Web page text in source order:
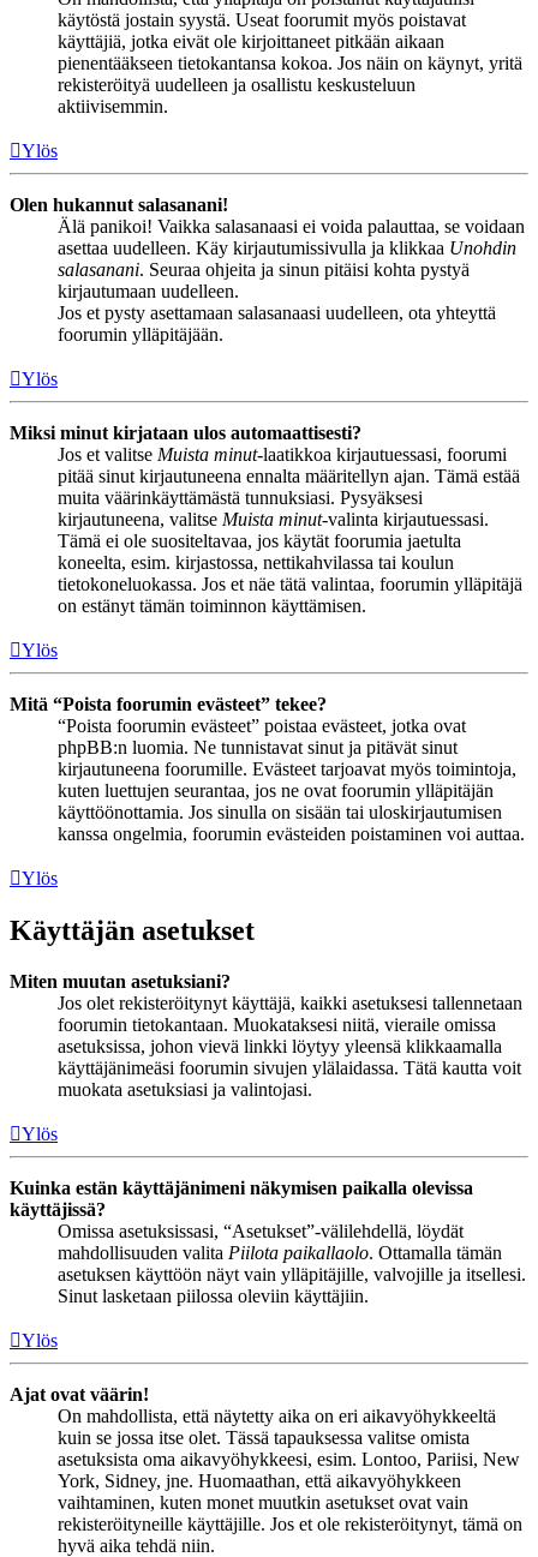
käytöstä jostain syystä. Useat foorumit myös poistavat
käyttäjiä, jotka eivät ole kirjoittaneet pitkään aikaan
pienentääkseen tietokantansa kokoa. Jos näin on käynyt, yritä
rekisteröityä uudelleen ja osallistu keskusteluun
aktiivisemmin.
Ylös
Olen hukannut salasanani!
Älä panikoi! Vaikka salasanaasi ei voida palauttaa, se voidaan
asettaa uudelleen. Käy kirjautumissivulla ja klikkaa Unohdin
salasanani. Seuraa ohjeita ja sinun pitäisi kohta pystyä
kirjautumaan uudelleen.
Jos et pysty asettamaan salasanaasi uudelleen, ota yhteyttä
foorumin ylläpitäjään.
Ylös
Miksi minut kirjataan ulos automaattisesti?
Jos et valitse Muista minut-laatikkoa kirjautuessasi, foorumi
pitää sinut kirjautuneena ennalta määritellyn ajan. Tämä estää
muita väärinkäyttämästä tunnuksiasi. Pysyäksesi
kirjautuneena, valitse Muista minut-valinta kirjautuessasi.
Tämä ei ole suositeltavaa, jos käytät foorumia jaetulta
koneelta, esim. kirjastossa, nettikahvilassa tai koulun
tietokoneluokassa. Jos et näe tätä valintaa, foorumin ylläpitäjä
on estänyt tämän toiminnon käyttämisen.
Ylös
Mitä “Poista foorumin evästeet” tekee?
“Poista foorumin evästeet” poistaa evästeet, jotka ovat
phpBB:n luomia. Ne tunnistavat sinut ja pitävät sinut
kirjautuneena foorumille. Evästeet tarjoavat myös toimintoja,
kuten luettujen seurantaa, jos ne ovat foorumin ylläpitäjän
käyttöönottamia. Jos sinulla on sisään tai uloskirjautumisen
kanssa ongelmia, foorumin evästeiden poistaminen voi auttaa.
Ylös
Käyttäjän asetukset
Miten muutan asetuksiani?
Jos olet rekisteröitynyt käyttäjä, kaikki asetuksesi tallennetaan
foorumin tietokantaan. Muokataksesi niitä, vieraile omissa
asetuksissa, johon vievä linkki löytyy yleensä klikkaamalla
käyttäjänimeäsi foorumin sivujen ylälaidassa. Tätä kautta voit
muokata asetuksiasi ja valintojasi.
Ylös
Kuinka estän käyttäjänimeni näkymisen paikalla olevissa
käyttäjissä?
Omissa asetuksissasi, “Asetukset”-välilehdellä, löydät
mahdollisuuden valita Piilota paikallaolo. Ottamalla tämän
asetuksen käyttöön näyt vain ylläpitäjille, valvojille ja itsellesi.
Sinut lasketaan piilossa oleviin käyttäjiin.
Ylös
Ajat ovat väärin!
On mahdollista, että näytetty aika on eri aikavyöhykkeeltä
kuin se jossa itse olet. Tässä tapauksessa valitse omista
asetuksista oma aikavyöhykkeesi, esim. Lontoo, Pariisi, New
York, Sidney, jne. Huomaathan, että aikavyöhykkeen
vaihtaminen, kuten monet muutkin asetukset ovat vain
rekisteröityneille käyttäjille. Jos et ole rekisteröitynyt, tämä on
hyvä aika tehdä niin.